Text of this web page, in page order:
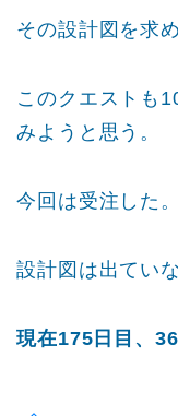
その設計図を求
このクエストも
みようと思う。
今回は受注した。
設計図は出ていな
現在175日目、